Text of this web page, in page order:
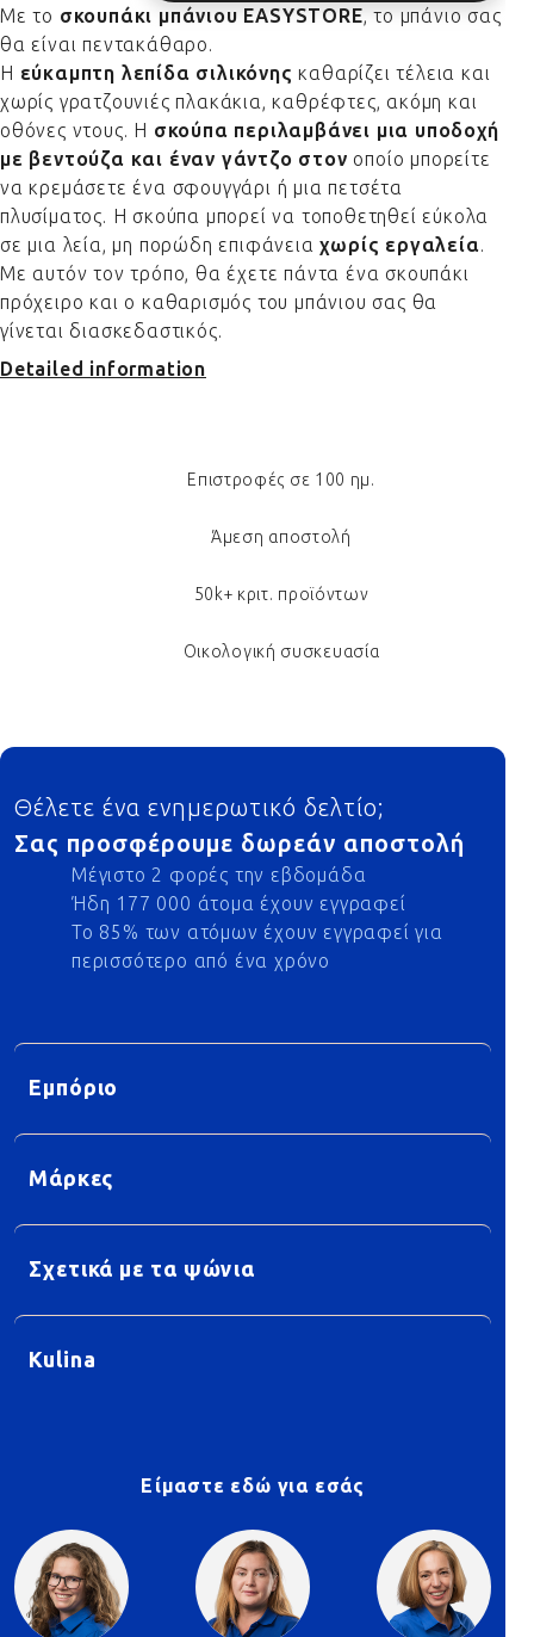
Με το σκουπάκι μπάνιου EASYSTORE, το μπάνιο σας
θα είναι πεντακάθαρο.
Η εύκαμπτη λεπίδα σιλικόνης καθαρίζει τέλεια και
χωρίς γρατζουνιές πλακάκια, καθρέφτες, ακόμη και
οθόνες ντους. Η σκούπα περιλαμβάνει μια υποδοχή
με βεντούζα και έναν γάντζο στον οποίο μπορείτε
να κρεμάσετε ένα σφουγγάρι ή μια πετσέτα
πλυσίματος. Η σκούπα μπορεί να τοποθετηθεί εύκολα
σε μια λεία, μη πορώδη επιφάνειαχωρίς εργαλεία.
Με αυτόν τον τρόπο, θα έχετε πάντα ένα σκουπάκι
πρόχειρο και ο καθαρισμός του μπάνιου σας θα
γίνεται διασκεδαστικός.
Detailed information
Επιστροφές σε 100 ημ.
Άμεση αποστολή
50k+ κριτ. προϊόντων
Οικολογική συσκευασία
Footer
Θέλετε ένα ενημερωτικό δελτίο;
Σας προσφέρουμε δωρεάν αποστολή
Μέγιστο 2 φορές την εβδομάδα
Ήδη 177 000 άτομα έχουν εγγραφεί
Το 85% των ατόμων έχουν εγγραφεί για
περισσότερο από ένα χρόνο
Εμπόριο
Μάρκες
Σχετικά με τα ψώνια
Kulina
Είμαστε εδώ για εσάς